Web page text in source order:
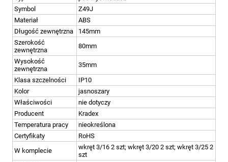
Symbol
Z49J
Materiał
ABS
Długość zewnętrzna
145mm
Szerokość
zewnętrzna
80mm
Wysokość
zewnętrzna
35mm
Klasa szczelności
IP10
Kolor
jasnoszary
Właściwości
nie dotyczy
Producent
Kradex
Temperatura pracy
nieokreślona
Certyfikaty
RoHS
W komplecie
wkręt 3/16 2 szt; wkręt 3/20 2 szt; wkręt 3/25 2
szt